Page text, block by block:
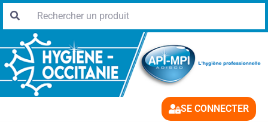
SE CONNECTER